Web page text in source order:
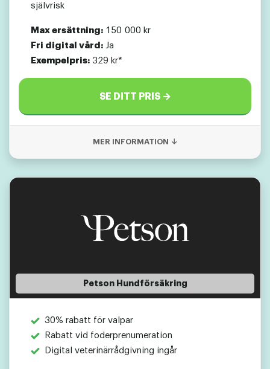
självrisk
Max ersättning: 150 000 kr
Fri digital vård: Ja
Exempelpris: 329 kr*
SE DITT PRIS →
MER INFORMATION ↓
Petson Hundförsäkring
30% rabatt för valpar
Rabatt vid foderprenumeration
Digital veterinär­rådgivning ingår